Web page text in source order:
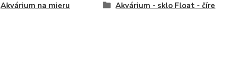
Akvárium na mieru Akvárium - sklo Float - číre